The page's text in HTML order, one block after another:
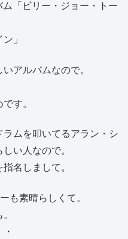
「ビリー・ジョー・トー
」
アルバムなので。
す。
ムを叩いてるアラン・シ
い人なので。
名しまして。
も素晴らしくて。